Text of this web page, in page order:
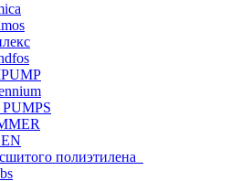
полиэтилена